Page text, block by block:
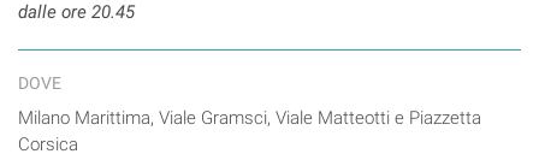
dalle ore 20.45
DOVE
Milano Marittima, Viale Gramsci, Viale Matteotti e Piazzetta
Corsica